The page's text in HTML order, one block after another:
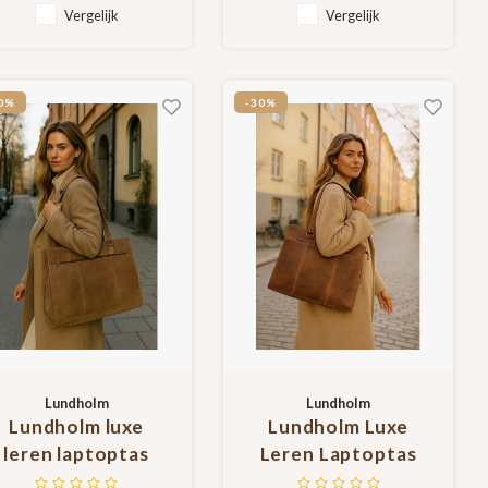
Vergelijk
Laptopvak –
Duurzaam &
Professioneel –
Premium Kwaliteit
Werktas Vrouwen Cadeaus –
Vergelijk
Lundholm
Lundholm luxe
leren laptoptas
inch leer Bruin
-30%
Lundholm
Lundholm Luxe
Leren Laptoptas
Dames – Bruin –